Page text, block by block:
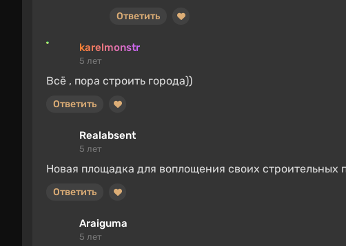
Ответить
karelmonstr
5 лет
Всё , пора строить города))
Ответить
Realabsent
5 лет
Новая площадка для воплощения своих строительных
Ответить
Araiguma
5 лет